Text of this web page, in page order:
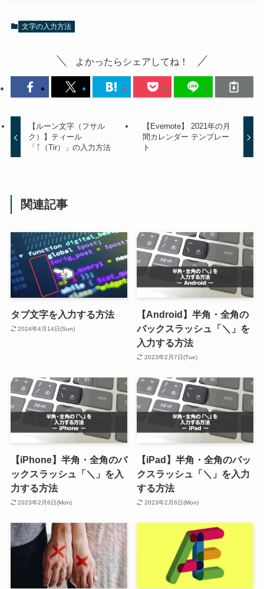
文字の入力方法
よかったらシェアしてね！
【ルーン文字（フサル
ク）】ティール
「ᛏ（Tir）」の入力方法
【Evernote】 2021年の月
間カレンダー テンプレー
ト
関連記事
タブ文字を入力する方法
2024年4月14日(Sun)
【Android】半角・全角の
バックスラッシュ「＼」を
入力する方法
2023年2月7日(Tue)
【iPhone】半角・全角のバ
ックスラッシュ「＼」を入
力する方法
2023年2月6日(Mon)
【iPad】半角・全角のバッ
クスラッシュ「＼」を入力
する方法
2023年2月6日(Mon)